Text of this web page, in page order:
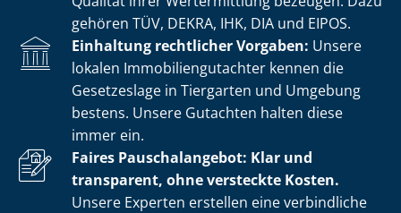
gehören TÜV, DEKRA, IHK, DIA und EIPOS.
Einhaltung rechtlicher Vorgaben: Unsere
lokalen Im­mo­bi­li­en­gut­ach­ter kennen die
Gesetzeslage in Tiergarten und Umgebung
bestens. Unsere Gutachten halten diese
immer ein.
Faires Pauschalangebot: Klar und
transparent, ohne versteckte Kosten.
Unsere Experten erstellen eine verbindliche